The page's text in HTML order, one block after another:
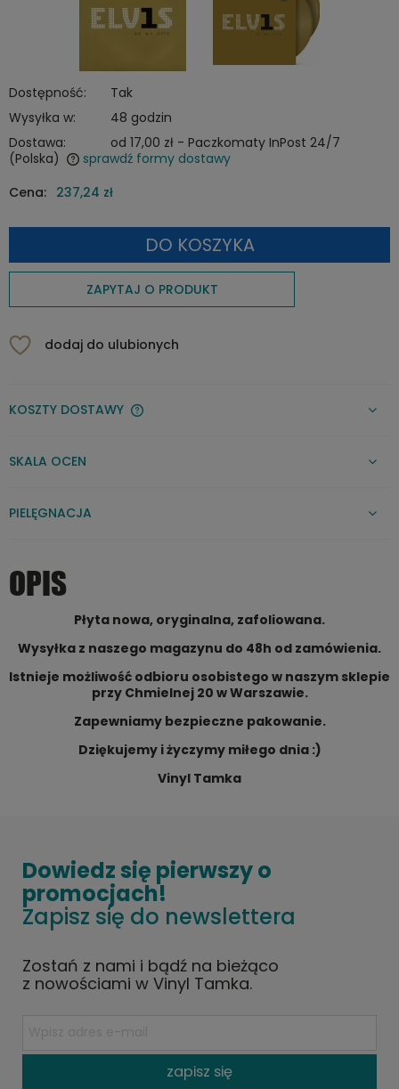
Dostępność:
Tak
Wysyłka w:
48 godzin
Dostawa:
od 17,00 zł - Paczkomaty InPost 24/7
(Polska)
sprawdź formy dostawy
Cena: 237,24 zł
DO KOSZYKA
ZAPYTAJ O PRODUKT
dodaj do ulubionych
KOSZTY DOSTAWY
CENA NIE ZAWIERA EWENTUALNYCH KOSZTÓW PŁATNOŚCI
SKALA OCEN
PIELĘGNACJA
OPIS
Płyta nowa, oryginalna, zafoliowana.
Wysyłka z naszego magazynu do 48h od zamówienia.
Istnieje możliwość odbioru osobistego w naszym sklepie
przy Chmielnej 20 w Warszawie.
Zapewniamy bezpieczne pakowanie.
Dziękujemy i życzymy miłego dnia :)
Vinyl Tamka
Dowiedz się pierwszy o
promocjach!
Zapisz się do newslettera
Zostań z nami i bądź na bieżąco
z nowościami w Vinyl Tamka.
zapisz się